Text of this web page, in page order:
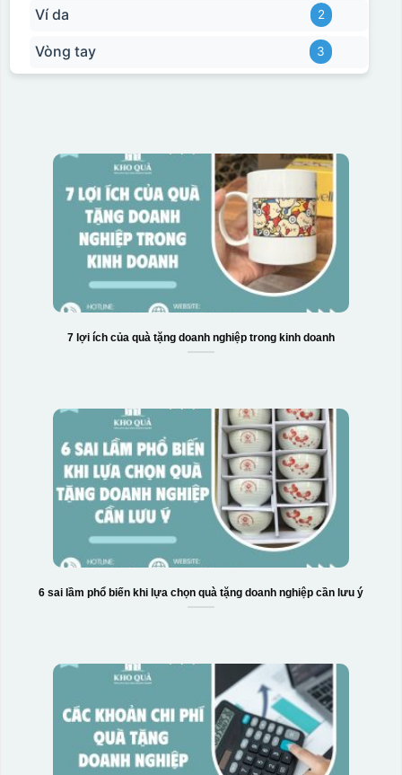
Ví da 2
Vòng tay 3
7 lợi ích của quà tặng doanh nghiệp trong kinh doanh
6 sai lầm phổ biến khi lựa chọn quà tặng doanh nghiệp cần lưu ý